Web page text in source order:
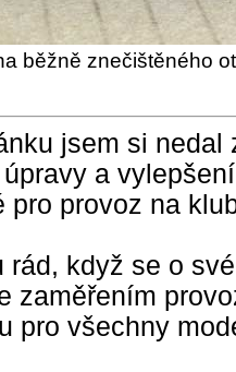
běžně znečištěného
jsem si
a
pro provoz na
rád, když se o
zaměřením
pro všechny